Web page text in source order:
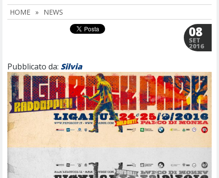
HOME » NEWS
08
SET
2016
Pubblicato da: Silvia